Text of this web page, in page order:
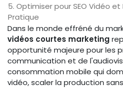
5. Optimiser pour SEO Vidéo et
Pratique
Dans le monde effréné du
vidéos courtes marketing
opportunité majeure pour les
communication et de
consommation mobile qui
vidéo, scaler la production